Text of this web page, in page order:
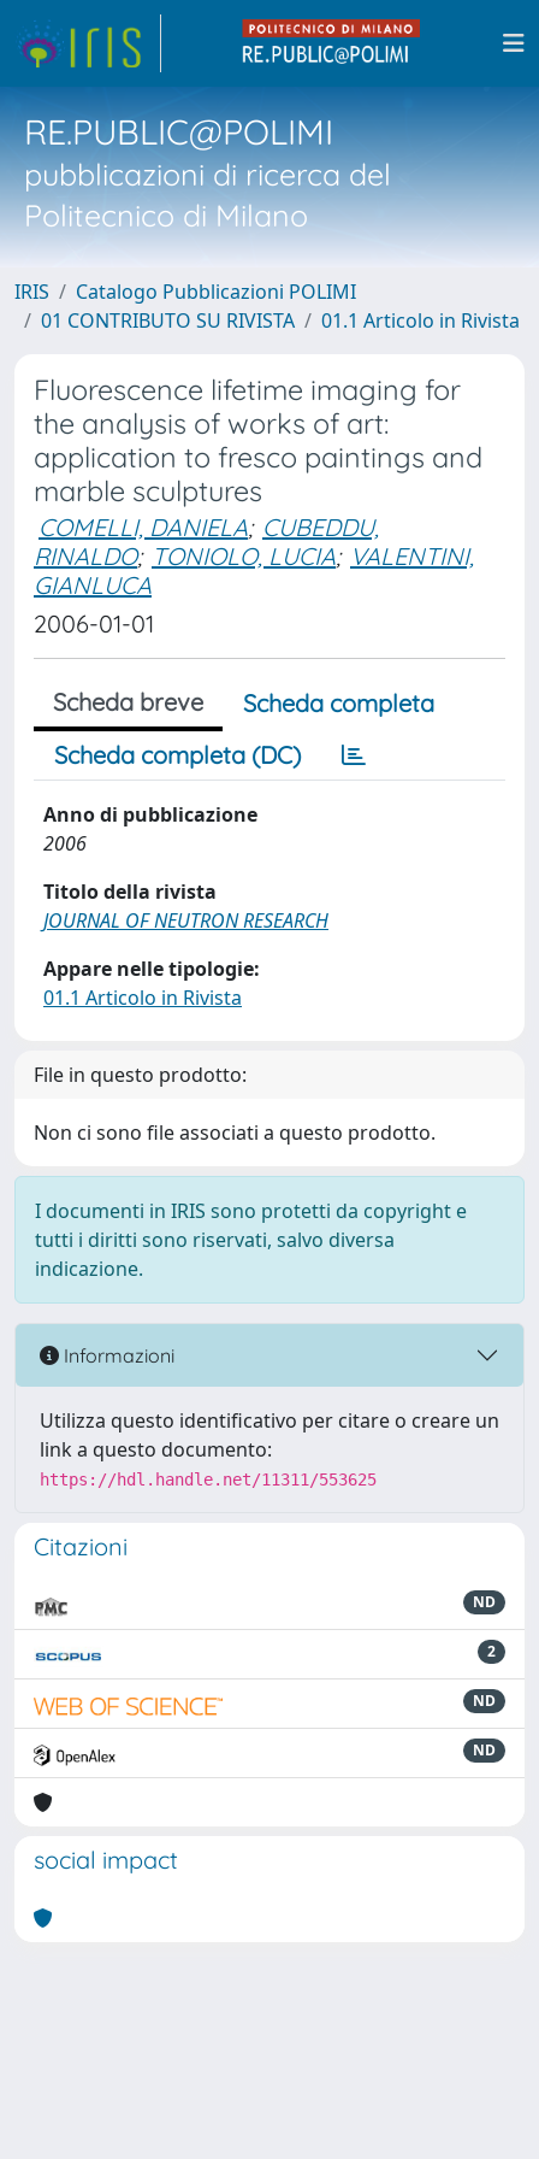
RE.PUBLIC@POLIMI
pubblicazioni di ricerca del
Politecnico di Milano
IRIS
Catalogo Pubblicazioni POLIMI
01 CONTRIBUTO SU RIVISTA
01.1 Articolo in Rivista
Fluorescence lifetime imaging for
the analysis of works of art:
application to fresco paintings and
marble sculptures
COMELLI, DANIELA; CUBEDDU,
RINALDO; TONIOLO, LUCIA; VALENTINI,
GIANLUCA
2006-01-01
Scheda breve
Scheda completa
Scheda completa (DC)
Anno di pubblicazione
2006
Titolo della rivista
JOURNAL OF NEUTRON RESEARCH
Appare nelle tipologie:
01.1 Articolo in Rivista
File in questo prodotto:
Non ci sono file associati a questo prodotto.
I documenti in IRIS sono protetti da copyright e
tutti i diritti sono riservati, salvo diversa
indicazione.
Informazioni
Utilizza questo identificativo per citare o creare un
link a questo documento:
https://hdl.handle.net/11311/553625
Citazioni
ND
2
ND
ND
social impact